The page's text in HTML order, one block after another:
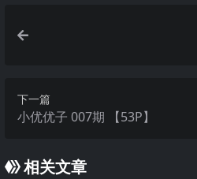
下一篇
小优优子 007期 【53P】
相关文章